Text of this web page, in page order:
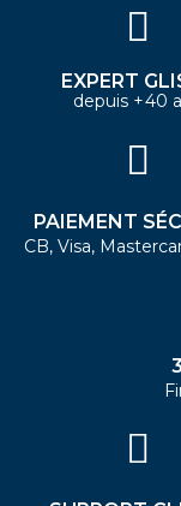
EXPERT
depuis +40
PAIEMENT
CB, Visa,